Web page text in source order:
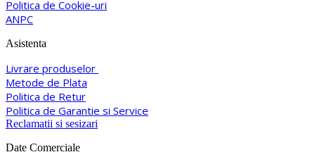
Politica de Cookie-uri
ANPC
Asistenta
Livrare produselor
Metode de Plata
Politica de Retur
Politica de Garantie si Service
Reclamatii si sesizari
Date Comerciale